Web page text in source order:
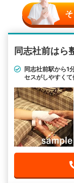
同志社前はら
同志社前駅から1
セスがしやすくて